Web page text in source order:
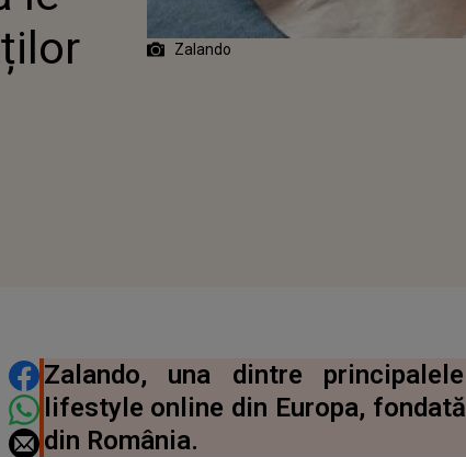
Zalando
DISTRIBUIE ARTICOLUL
Zalando, una dintre
lifestyle online din Europa,
din România.